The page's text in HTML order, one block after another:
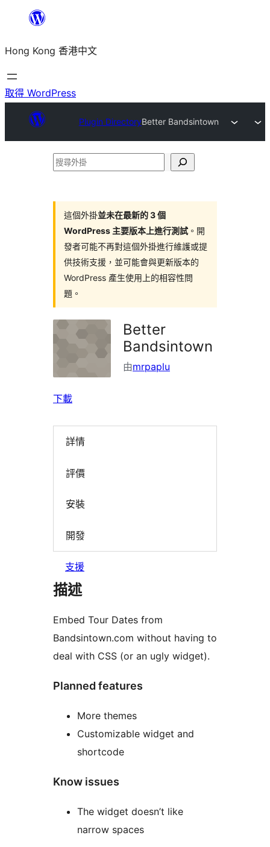
主
要
內
Hong Kong 香港中文
取得 WordPress
Plugin DirectoryBetter Bandsintown
搜
這個外掛並未在最新的 3 個
WordPress 主要版本上進行測試 。開
發者可能不再對這個外掛進行維護或提
供技術支援，並可能會與更新版本的
WordPress 產生使用上的相容性問
題。
Better
Bandsintown
由mrpaplu
下載
詳情
評價
安裝
開發
支援
描述
Embed Tour Dates from
Bandsintown.com without having to
deal with CSS (or an ugly widget).
Planned features
More themes
Customizable widget and
shortcode
Know issues
The widget doesn’t like
narrow spaces